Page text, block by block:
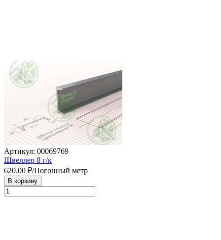
Артикул: 00069769
Швеллер 8 г/к
620.00 ₽/Погонный метр
В корзину